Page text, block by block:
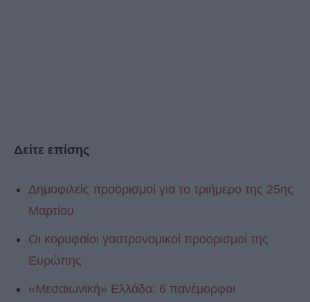
Δείτε επίσης
Δημοφιλείς προορισμοί για το τριήμερο της 25ης
Μαρτίου
Οι κορυφαίοι γαστρονομικοί προορισμοί της
Ευρώπης
«Μεσαιωνική» Ελλάδα: 6 πανέμορφοι